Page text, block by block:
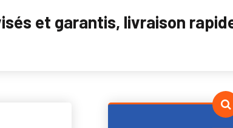
et garantis, livraison